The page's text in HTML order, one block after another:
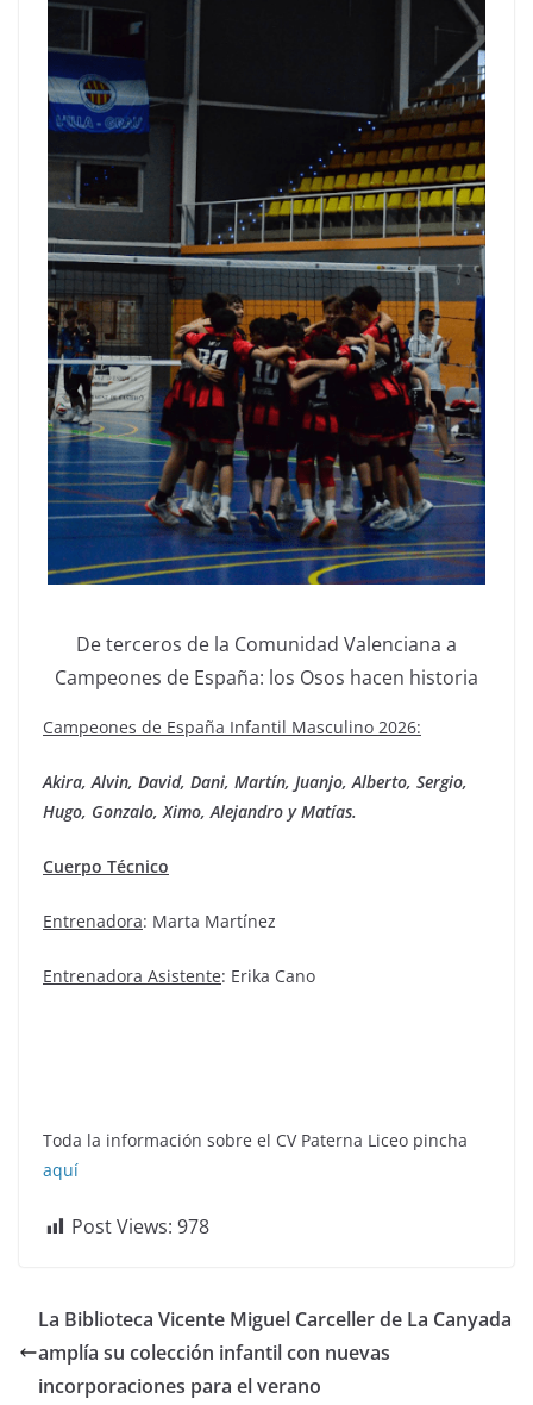
De terceros de la Comunidad Valenciana a
Campeones de España: los Osos hacen historia
Campeones de España Infantil Masculino 2026:
Akira, Alvin, David, Dani, Martín, Juanjo, Alberto, Sergio,
Hugo, Gonzalo, Ximo, Alejandro y Matías.
Cuerpo Técnico
Entrenadora: Marta Martínez
Entrenadora Asistente: Erika Cano
Toda la información sobre el CV Paterna Liceo pincha
aquí
Post Views: 978
La Biblioteca Vicente Miguel Carceller de La Canyada
amplía su colección infantil con nuevas
incorporaciones para el verano